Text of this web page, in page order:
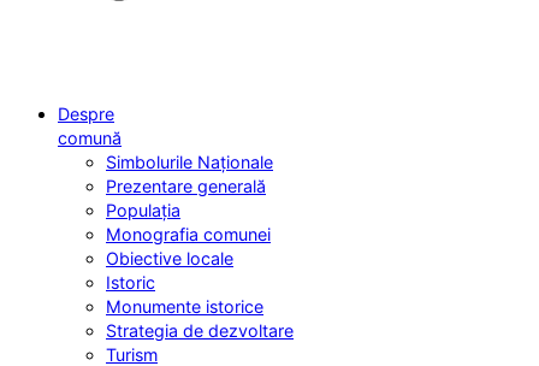
Despre
comună
Simbolurile Naționale
Prezentare generală
Populația
Monografia comunei
Obiective locale
Istoric
Monumente istorice
Strategia de dezvoltare
Turism